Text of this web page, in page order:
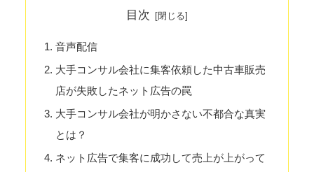
目次
音声配信
大手コンサル会社に集客依頼した中古車販売
店が失敗したネット広告の罠
大手コンサル会社が明かさない不都合な真実
とは？
ネット広告で集客に成功して売上が上がって